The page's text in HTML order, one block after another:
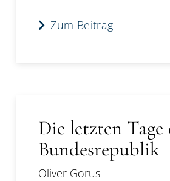
Zum Beitrag
Die letzten Tage
Bundesrepublik
Oliver Gorus